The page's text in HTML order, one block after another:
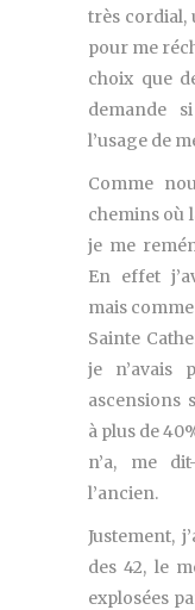
très cordial,
pour me
choix que
demande
l’usage de
Comme
chemins où
je me
En effet
mais
Sainte
je n’avais
ascensions
à plus de
n’a, me
l’ancien.
Justement,
des 42, le
explosées